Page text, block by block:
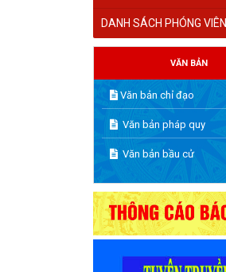
DANH SÁCH PHÓNG VIÊN
VĂN BẢN
Văn bản chỉ đạo
Văn bản pháp quy
Văn bản bầu cử